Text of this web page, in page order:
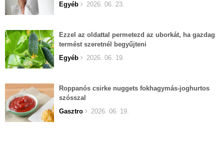
Egyéb 2026. 06. 23.
Ezzel az oldattal permetezd az uborkát, ha gazdag
termést szeretnél begyűjteni
Egyéb
2026. 06. 19.
Roppanós csirke nuggets fokhagymás-joghurtos
szósszal
Gasztro
2026. 06. 19.